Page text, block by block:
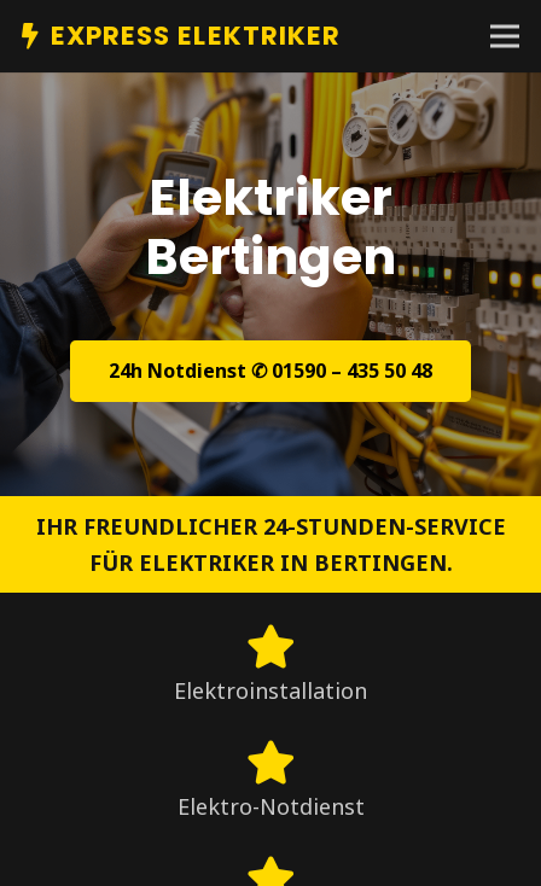
EXPRESS ELEKTRIKER
Elektriker
Bertingen
24h Notdienst ✆ 01590 – 435 50 48
IHR FREUNDLICHER 24-STUNDEN-SERVICE
FÜR ELEKTRIKER IN BERTINGEN.
Elektroinstallation
Elektro-Notdienst